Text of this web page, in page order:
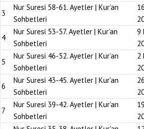
3
Nur Suresi 58-61. Ayetler | Kur’an
Sohbetleri
4
Nur Suresi 53-57. Ayetler | Kur’an
Sohbetleri
9
5
Nur Suresi 46-52. Ayetler | Kur’an
Sohbetleri
2
6
Nur Suresi 43-45. Ayetler | Kur’an
Sohbetleri
7
Nur Suresi 39-42. Ayetler | Kur’an
Sohbetleri